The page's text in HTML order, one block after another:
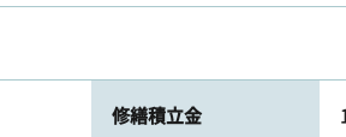
修繕積立金